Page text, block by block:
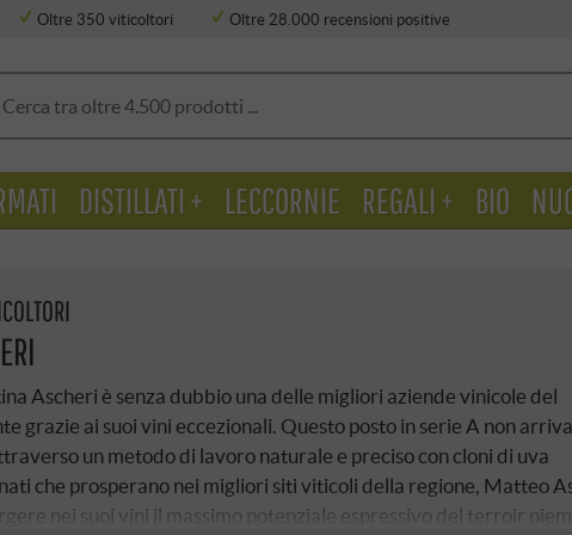
Oltre 350 viticoltori
Oltre 28.000 recensioni positive
Ascheri è senza dubbio una delle migliori aziende vinicole del
grazie ai suoi vini eccezionali. Questo posto in serie A non
un metodo di lavoro naturale e preciso con cloni di uva
che prosperano nei migliori siti viticoli della regione, Matteo
nei suoi vini il massimo potenziale espressivo del terroir
DISTILLATI + LECCORNIE REGALI + BIO